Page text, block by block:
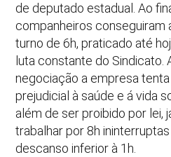
de deputado estadual. Ao
companheiros conseguiram
turno de 6h, praticado até
luta constante do Sindicato.
negociação a empresa
prejudicial à saúde e á vida
além de ser proibido por lei,
trabalhar por 8h
descanso inferior à 1h.